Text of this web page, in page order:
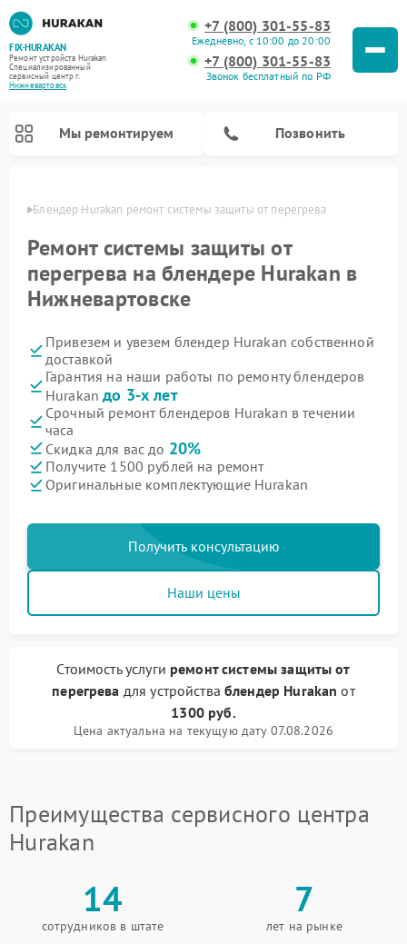
FIX-HURAKAN
Ремонт устройств Hurakan
Специализированный
cервисный центр г.
Нижневартовск
+7 (800) 301-55-83
Ежедневно, с 10:00 до 20:00
+7 (800) 301-55-83
Звонок бесплатный по РФ
Мы ремонтируем Позвонить
Блендер Hurakan ремонт системы защиты от перегрева
Ремонт системы защиты от
перегрева на блендере Hurakan в
Нижневартовске
Привезем и увезем блендер Hurakan собственной
доставкой
Гарантия на наши работы по ремонту блендеров
Hurakanдо 3-х лет
Срочный ремонт блендеров Hurakan в течении
часа
Скидка для вас до 20%
Получите 1500 рублей на ремонт
Оригинальные комплектующие Hurakan
Получить консультацию
Наши цены
Стоимость услуги ремонт системы защиты от
перегрева для устройстваблендер Hurakan от
1300 руб.
Цена актуальна на текущую дату 07.08.2026
Преимущества сервисного центра
Hurakan
14
сотрудников в штате
7
лет на рынке